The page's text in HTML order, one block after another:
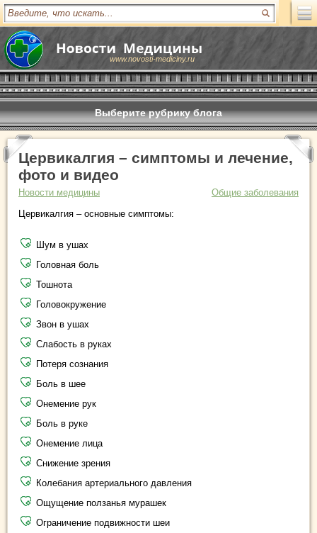
www.novosti-mediciny.ru
Выберите рубрику блога
Цервикалгия – симптомы и лечение,
фото и видео
Новости медицины
Общие заболевания
Цервикалгия – основные симптомы:
Шум в ушах
Головная боль
Тошнота
Головокружение
Звон в ушах
Слабость в руках
Потеря сознания
Боль в шее
Онемение рук
Боль в руке
Онемение лица
Снижение зрения
Колебания артериального давления
Ощущение ползанья мурашек
Ограничение подвижности шеи